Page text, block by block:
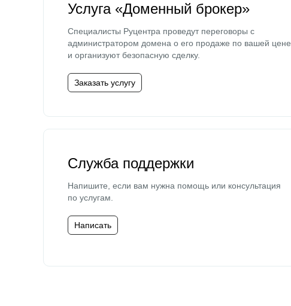
Услуга «Доменный брокер»
Специалисты Руцентра проведут переговоры с
администратором домена о его продаже по вашей цене
и организуют безопасную сделку.
Заказать услугу
Служба поддержки
Напишите, если вам нужна помощь или консультация
по услугам.
Написать